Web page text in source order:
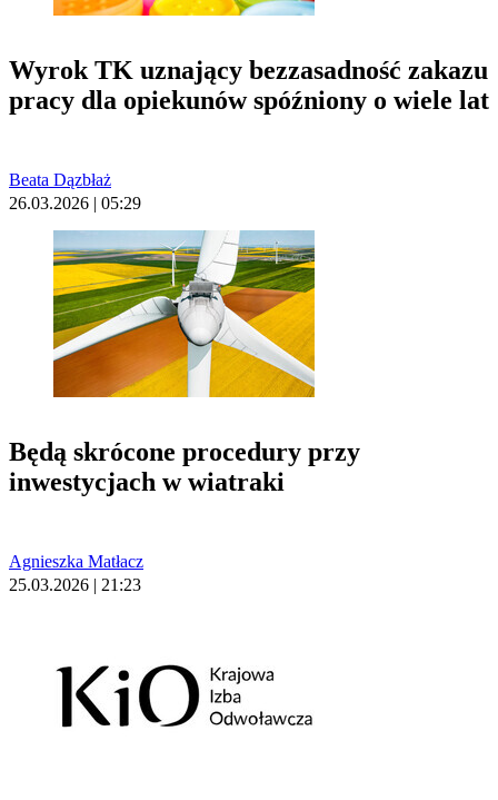
Wyrok TK uznający bezzasadność zakazu
pracy dla opiekunów spóźniony o wiele lat
Beata Dązbłaż
26.03.2026 | 05:29
Będą skrócone procedury przy
inwestycjach w wiatraki
Agnieszka Matłacz
25.03.2026 | 21:23